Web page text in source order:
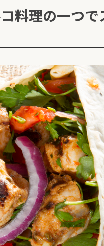
料理の一つで